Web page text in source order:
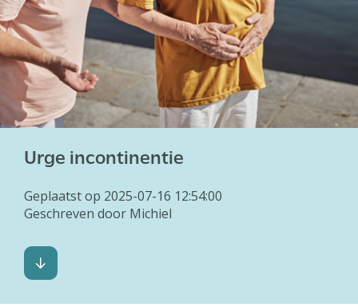
Abonnement
Urge incontinentie
Geplaatst op 2025-07-16 12:54:00
Geschreven door Michiel